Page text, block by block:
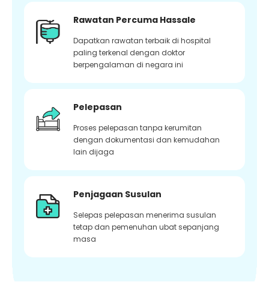
Rawatan Percuma Hassale
Dapatkan rawatan terbaik di hospital
paling terkenal dengan doktor
berpengalaman di negara ini
Pelepasan
Proses pelepasan tanpa kerumitan
dengan dokumentasi dan kemudahan
lain dijaga
Penjagaan Susulan
Selepas pelepasan menerima susulan
tetap dan pemenuhan ubat sepanjang
masa